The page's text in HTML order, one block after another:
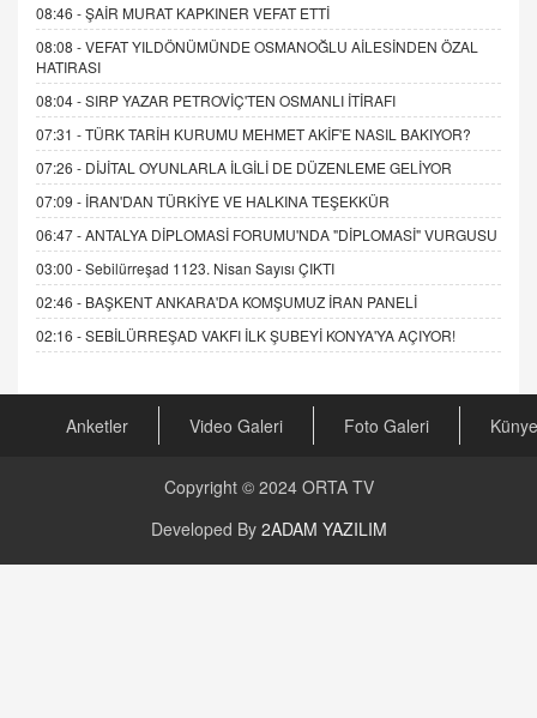
08:46 -ŞAİR MURAT KAPKINER VEFAT ETTİ
08:08 -VEFAT YILDÖNÜMÜNDE OSMANOĞLU AİLESİNDEN ÖZAL
HATIRASI
08:04 -SIRP YAZAR PETROVİÇ'TEN OSMANLI İTİRAFI
07:31 -TÜRK TARİH KURUMU MEHMET AKİF'E NASIL BAKIYOR?
07:26 - DİJİTAL OYUNLARLA İLGİLİ DE DÜZENLEME GELİYOR
07:09 - İRAN'DAN TÜRKİYE VE HALKINA TEŞEKKÜR
06:47 -ANTALYA DİPLOMASİ FORUMU'NDA "DİPLOMASİ" VURGUSU
03:00 -Sebilürreşad 1123. Nisan Sayısı ÇIKTI
02:46 - BAŞKENT ANKARA'DA KOMŞUMUZ İRAN PANELİ
02:16 -SEBİLÜRREŞAD VAKFI İLK ŞUBEYİ KONYA'YA AÇIYOR!
Anketler Video Galeri Foto Galeri Künye
Copyright © 2024 ORTA TV
Developed By 2ADAM YAZILIM